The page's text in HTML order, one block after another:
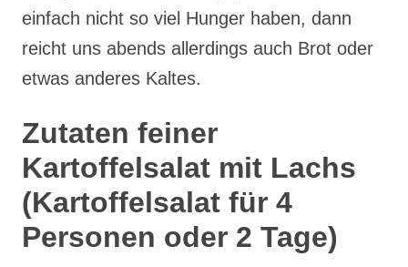
einfach nicht so viel Hunger haben, dann
reicht uns abends allerdings auch Brot oder
etwas anderes Kaltes.
Zutaten feiner
Kartoffelsalat mit Lachs
(Kartoffelsalat für 4
Personen oder 2 Tage)